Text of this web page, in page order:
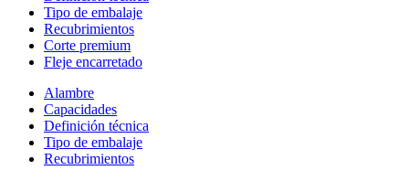
Tipo de embalaje
Recubrimientos
Corte premium
Fleje encarretado
Alambre
Capacidades
Definición técnica
Tipo de embalaje
Recubrimientos